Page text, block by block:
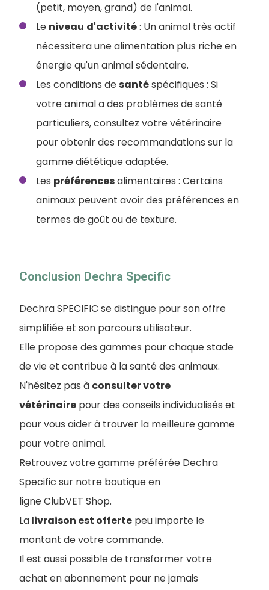
(petit, moyen, grand) de l'animal.
Le niveau d'activité: Un animal très actif
nécessitera une alimentation plus riche en
énergie qu'un animal sédentaire.
Les conditions desantéspécifiques : Si
votre animal a des problèmes de santé
particuliers, consultez votre vétérinaire
pour obtenir des recommandations sur la
gamme diététique adaptée.
Les préférencesalimentaires : Certains
animaux peuvent avoir des préférences en
termes de goût ou de texture.
Conclusion Dechra Specific
Dechra SPECIFIC se distingue pour son offre
simplifiée et son parcours utilisateur.
Elle propose des gammes pour chaque stade
de vie et contribue à la santé des animaux.
N'hésitez pas à consulter votre
vétérinaire pour des conseils individualisés et
pour vous aider à trouver la meilleure gamme
pour votre animal.
Retrouvez votre gamme préférée Dechra
Specific sur notre boutique en
ligne ClubVET Shop.
Lalivraison est offerte peu importe le
montant de votre commande.
Il est aussi possible de transformer votre
achat en abonnement pour ne jamais